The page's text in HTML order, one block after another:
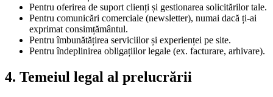
Pentru oferirea de suport clienți și gestionarea solicitărilor tale.
Pentru comunicări comerciale (newsletter), numai dacă ți-ai
exprimat consimțământul.
Pentru îmbunătățirea serviciilor și experienței pe site.
Pentru îndeplinirea obligațiilor legale (ex. facturare, arhivare).
4. Temeiul legal al prelucrării